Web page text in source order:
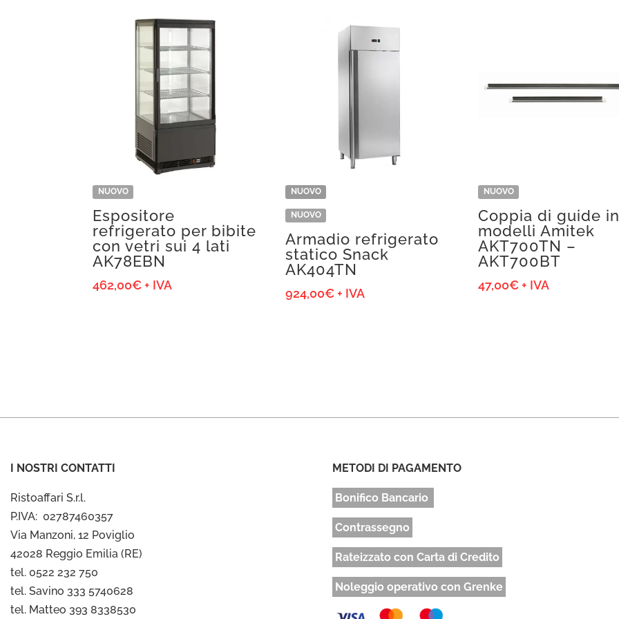
NUOVO
Espositore
refrigerato per bibite
con vetri sui 4 lati
AK78EBN
462,00€ + IVA
NUOVO
NUOVO
Armadio refrigerato
statico Snack
AK404TN
924,00€ + IVA
NUOVO
Coppia di guide
modelli Amitek
AKT700TN –
AKT700BT
47,00€ + IVA
I NOSTRI CONTATTI
Ristoaffari S.r.l.
P.IVA: 02787460357
Via Manzoni, 12 Poviglio
42028 Reggio Emilia (RE)
tel. 0522 232 750
tel. Savino 333 5740628
tel. Matteo 393 8338530
METODI DI PAGAMENTO
Bonifico Bancario
Contrassegno
Rateizzato con Carta di Credito
Noleggio operativo con Grenke